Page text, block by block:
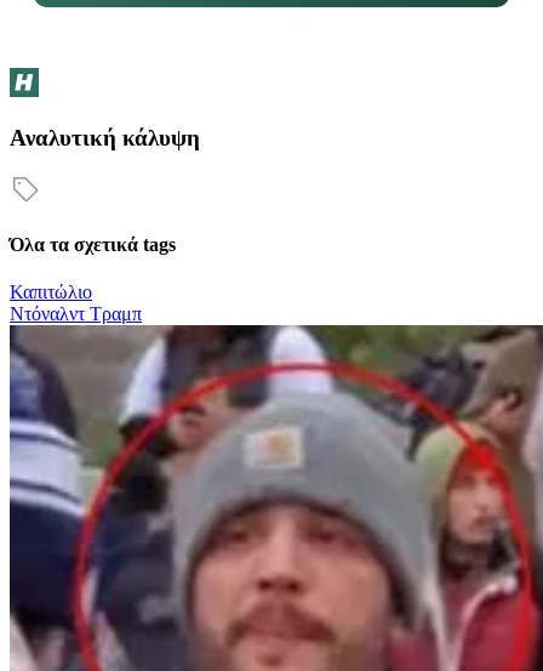
Αναλυτική κάλυψη
Όλα τα σχετικά tags
Καπιτώλιο
Ντόναλντ Τραμπ